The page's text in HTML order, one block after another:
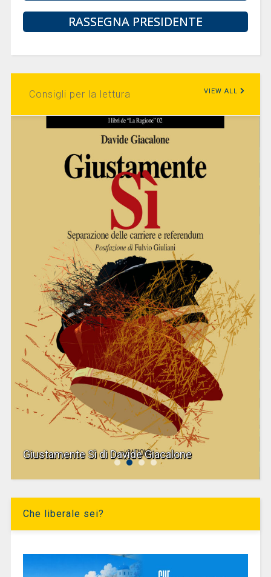
RASSEGNA PRESIDENTE
Consigli per la lettura VIEW ALL
Giustamente Sì di Davide Giacalone
Che liberale sei?